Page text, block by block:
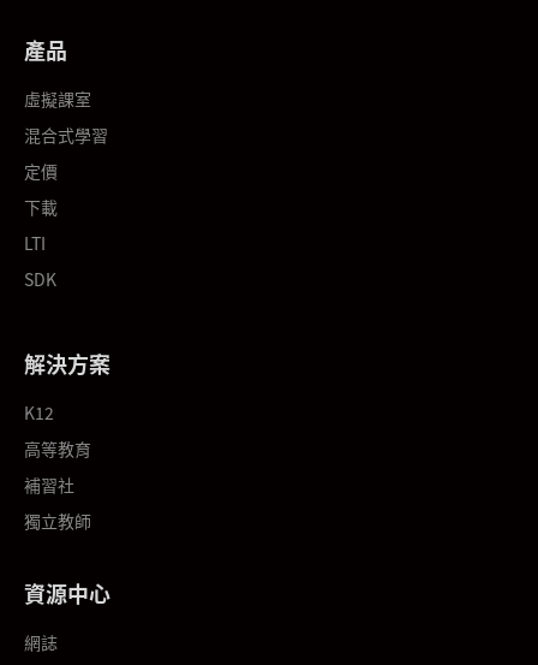
產品
虛擬課室
混合式學習
定價
下載
LTI
SDK
解決方案
K12
高等教育
補習社
獨立教師
資源中心
網誌